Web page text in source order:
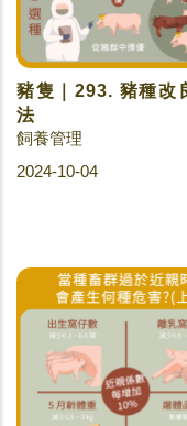
豬隻｜293. 豬種改
法
飼養管理
2024-10-04